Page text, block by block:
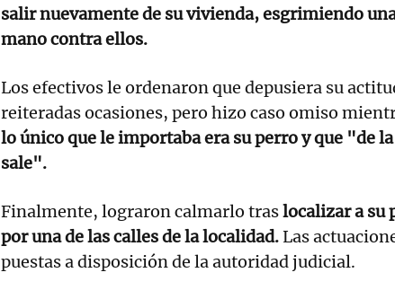
salir nuevamente de su vivienda, esgrimiendo
mano contra ellos.
Los efectivos le ordenaron que depusiera su
reiteradas ocasiones, pero hizo caso omiso
lo único que le importaba era su perro y que "de la
sale".
Finalmente, lograron calmarlo traslocalizar a su
por una de las calles de la localidad.Las
puestas a disposición de la autoridad judicial.